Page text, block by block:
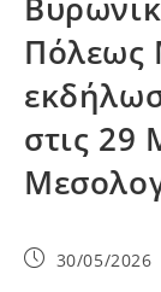
Πόλεως
στις 29
30/05/2026